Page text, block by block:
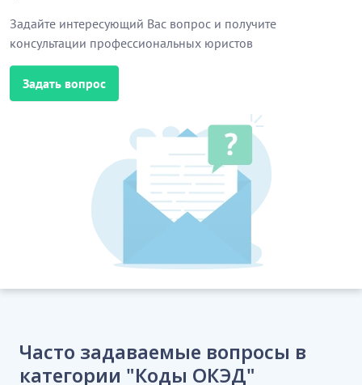
Задайте интересующий Вас вопрос и получите
консультации профессиональных юристов
Задать вопрос
Часто задаваемые вопросы в
категории "Коды ОКЭД"